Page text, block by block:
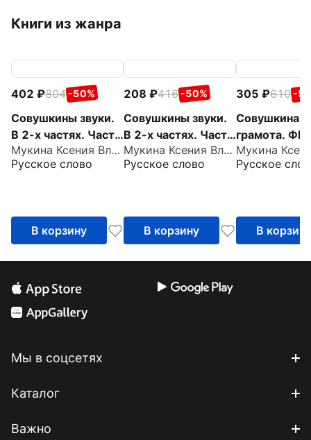
Книги из жанра
402 804 -50%
Совушкины звуки.
В 2-х частях. Часть
2. ФГОС ДО
Мукина Ксения Владимировна
Русское слово
В корзину
208 416 -50%
Совушкины звуки.
В 2-х частях. Часть
1. ФГОС ДО
Мукина Ксения Владимировна
Русское слово
В корзину
305 610 -
Совушкина
грамота.
Русское
В корзину
Мы в соцсетях
Каталог
Важно